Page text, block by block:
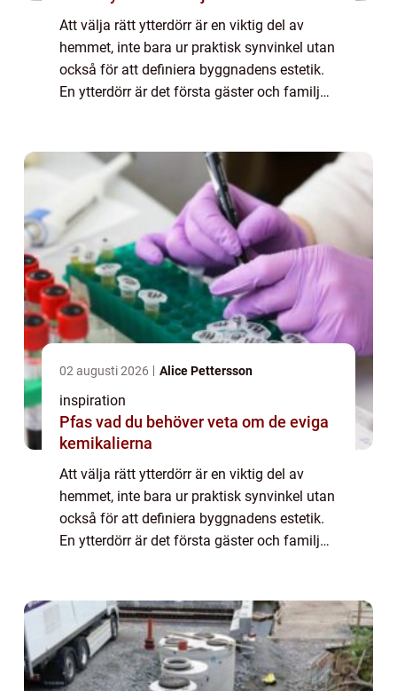
Att välja rätt ytterdörr är en viktig del av
hemmet, inte bara ur praktisk synvinkel utan
också för att definiera byggnadens estetik.
En ytterdörr är det första gäster och familj
02 augusti 2026 Alice Pettersson
inspiration
Pfas vad du behöver veta om de eviga
kemikalierna
Att välja rätt ytterdörr är en viktig del av
hemmet, inte bara ur praktisk synvinkel utan
också för att definiera byggnadens estetik.
En ytterdörr är det första gäster och familj